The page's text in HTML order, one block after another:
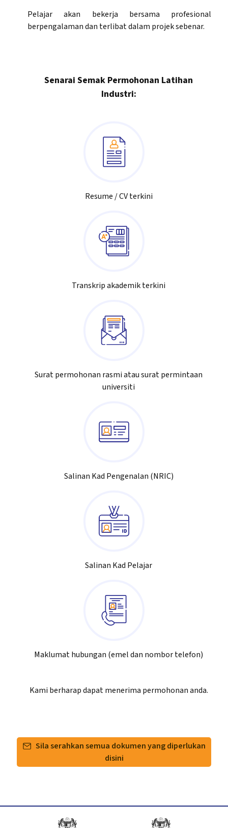
Pelajar akan bekerja bersama profesional
berpengalaman dan terlibat dalam projek sebenar.
Senarai Semak Permohonan Latihan
Industri:
Resume / CV terkini
Transkrip akademik terkini
Surat permohonan rasmi atau surat permintaan
universiti
Salinan Kad Pengenalan (NRIC)
Salinan Kad Pelajar
Maklumat hubungan (emel dan nombor telefon)
Kami berharap dapat menerima permohonan anda.
Sila serahkan semua dokumen yang diperlukan
disini